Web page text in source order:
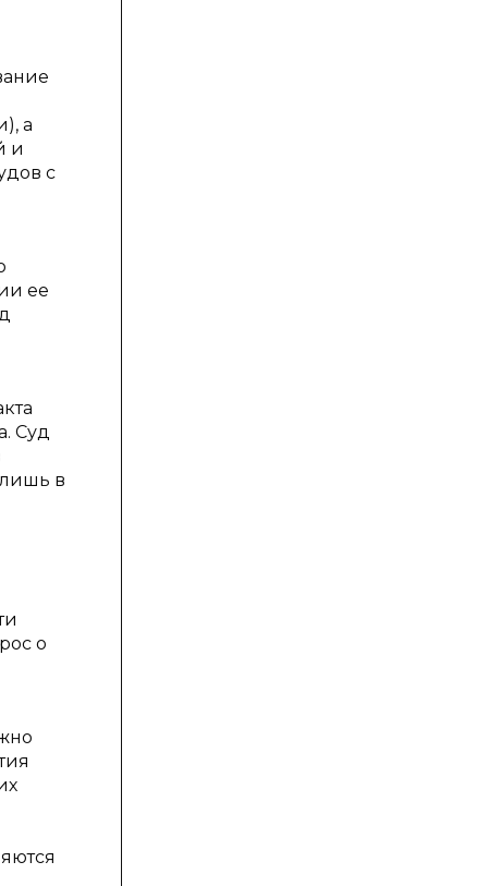
а
и
с
ее
Суд
лишь в
о